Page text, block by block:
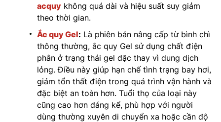
acquy không quá dài và hiệu suất suy giảm
theo thời gian.
Ắc quy Gel: Là phiên bản nâng cấp từ bình chì
thông thường, ắc quy Gel sử dụng chất điện
phân ở trạng thái gel đặc thay vì dung dịch
lỏng. Điều này giúp hạn chế tình trạng bay hơi,
giảm tổn thất điện trong quá trình vận hành và
đặc biệt an toàn hơn. Tuổi thọ của loại này
cũng cao hơn đáng kể, phù hợp với người
dùng thường xuyên di chuyển xa hoặc cần độ